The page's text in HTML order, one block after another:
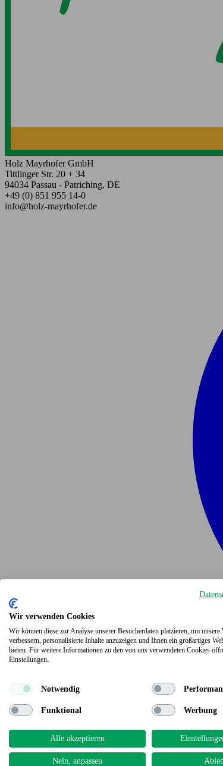
Holz Mayrhofer GmbH
Tittlinger Str. 20 + 34
94034 Passau - Patriching, DE
+49 (0) 851 955 14-0
info@holz-mayrhofer.de
Wir verwenden Cookies
Wir können diese zur Analyse unserer Besucherdaten platzieren, um unsere
verbessern, personalisierte Inhalte anzuzeigen und Ihnen ein großartiges
bieten. Für weitere Informationen zu den von uns verwendeten Cookies
Einstellungen.
Notwendig
Funktional Werbung
Alle akzeptieren
Nein, anpassen